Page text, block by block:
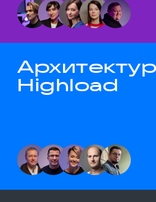
Highload